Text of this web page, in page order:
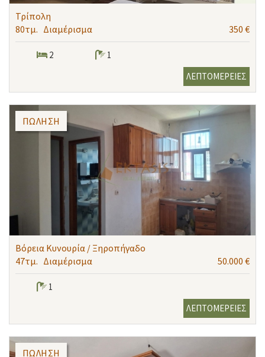
Τρίπολη
80τμ. Διαμέρισμα 350 €
2
1
ΛΕΠΤΟΜΕΡΕΙΕΣ
ΠΏΛΗΣΗ
Βόρεια Κυνουρία / Ξηροπήγαδο
47τμ. Διαμέρισμα 50.000 €
1
ΛΕΠΤΟΜΕΡΕΙΕΣ
ΠΏΛΗΣΗ